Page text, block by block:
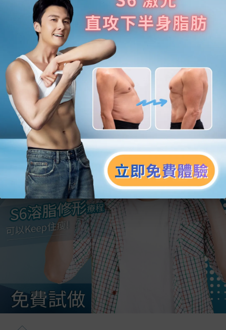
這類臀型有外擴的傾向，臀部的肉集中在兩
邊，穿起貼身牛仔褲時特別不好看，往往會出
現褲頭有鬆位，但臀部卻穿不下的情況。